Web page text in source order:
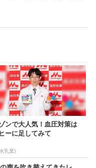
ンで大人気！血圧対策は
ーに足してみて
乳業)